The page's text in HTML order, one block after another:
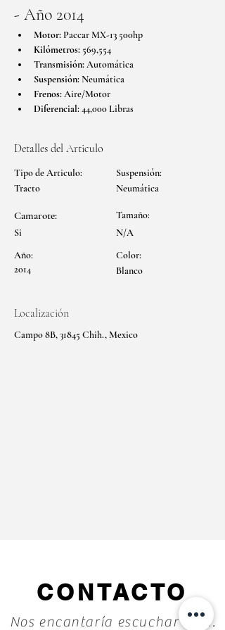
- Año 2014
Motor: Paccar MX-13 500hp
Kilómetros: 569,554
Transmisión: Automática
Suspensión: Neumática
Frenos: Aire/Motor
Diferencial: 44,000 Libras
Detalles del Articulo
Tipo de Articulo:
Tracto
Camarote:
Si
Año:
2014
Suspensión:
Neumática
Tamaño:
N/A
Color:
Blanco
Localización
Campo 8B, 31845 Chih., Mexico
CONTACTO
Nos encantaría escuchar de ti.